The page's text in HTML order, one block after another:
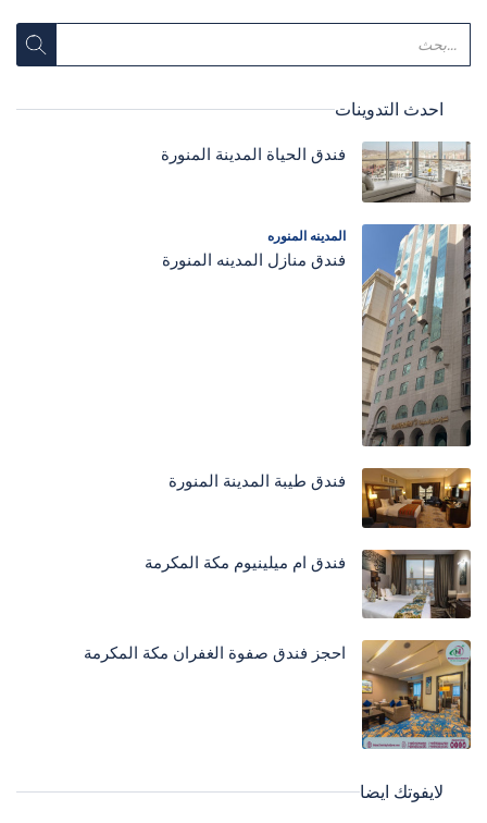
احدث التدوينات
فندق الحياة المدينة المنورة
المدينه المنوره
فندق منازل المدينه المنورة
فندق طيبة المدينة المنورة
فندق ام ميلينيوم مكة المكرمة
احجز فندق صفوة الغفران مكة المكرمة
لايفوتك ايضا